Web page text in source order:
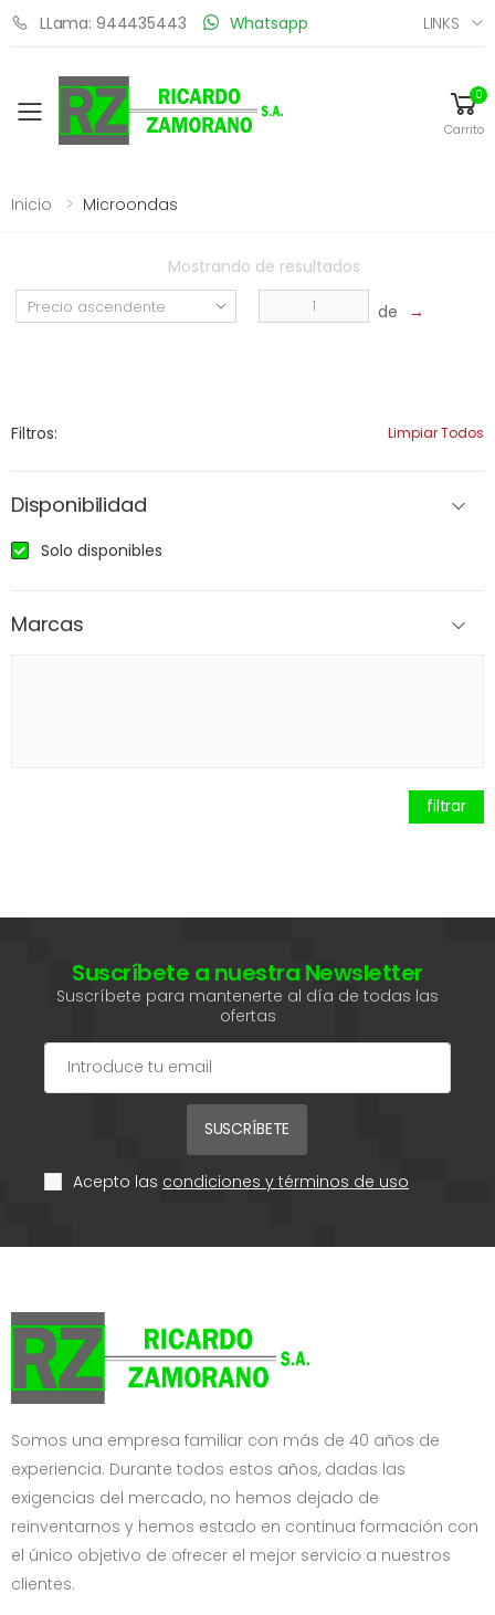
LLama: 944435443 Whatsapp LINKS
Toggle mobile menu
0
Carrito
Inicio Microondas
Mostrando de resultados
de →
Filtros: Limpiar Todos
Disponibilidad
Solo disponibles
Marcas
filtrar
Suscríbete a nuestra Newsletter
Suscríbete para mantenerte al día de todas las
ofertas
SUSCRÍBETE
Acepto las condiciones y términos de uso
Somos una empresa familiar con más de 40 años de
experiencia. Durante todos estos años, dadas las
exigencias del mercado, no hemos dejado de
reinventarnos y hemos estado en continua formación con
el único objetivo de ofrecer el mejor servicio a nuestros
clientes.